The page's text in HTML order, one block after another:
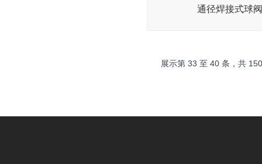
通径焊接式球阀
展示第 33 至 40 条，共 150